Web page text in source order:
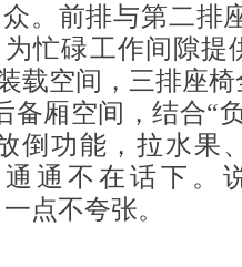
。前排与第二排
忙碌工作间隙提
载空间，三排座
备厢空间，结合“
倒功能，拉水果
通不在话下。
点不夸张。